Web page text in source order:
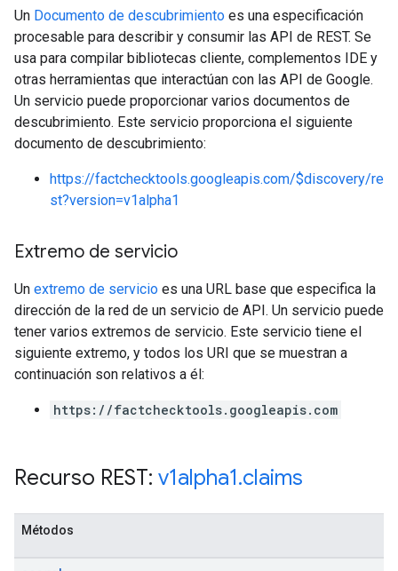
Un Documento de descubrimiento es una especificación
procesable para describir y consumir las API de REST. Se
usa para compilar bibliotecas cliente, complementos IDE y
otras herramientas que interactúan con las API de Google.
Un servicio puede proporcionar varios documentos de
descubrimiento. Este servicio proporciona el siguiente
documento de descubrimiento:
https://factchecktools.googleapis.com/$discovery/re
st?version=v1alpha1
Extremo de servicio
Un extremo de servicio es una URL base que especifica la
dirección de la red de un servicio de API. Un servicio puede
tener varios extremos de servicio. Este servicio tiene el
siguiente extremo, y todos los URI que se muestran a
continuación son relativos a él:
https://factchecktools.googleapis.com
Recurso REST: v1alpha1.claims
Métodos